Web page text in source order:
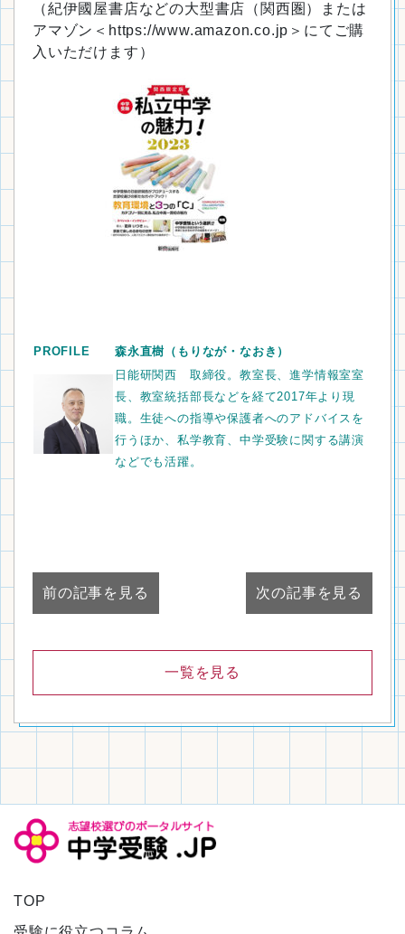
（紀伊國屋書店などの大型書店（関西圏）または
アマゾン＜https://www.amazon.co.jp＞にてご購
入いただけます）
PROFILE 森永直樹 （もりなが・なおき）
日能研関西 取締役。教室長、進学情報室室
長、教室統括部長などを経て2017年より現
職。生徒への指導や保護者へのアドバイスを
行うほか、私学教育、中学受験に関する講演
などでも活躍。
前の記事を見る 次の記事を見る
一覧を見る
TOP